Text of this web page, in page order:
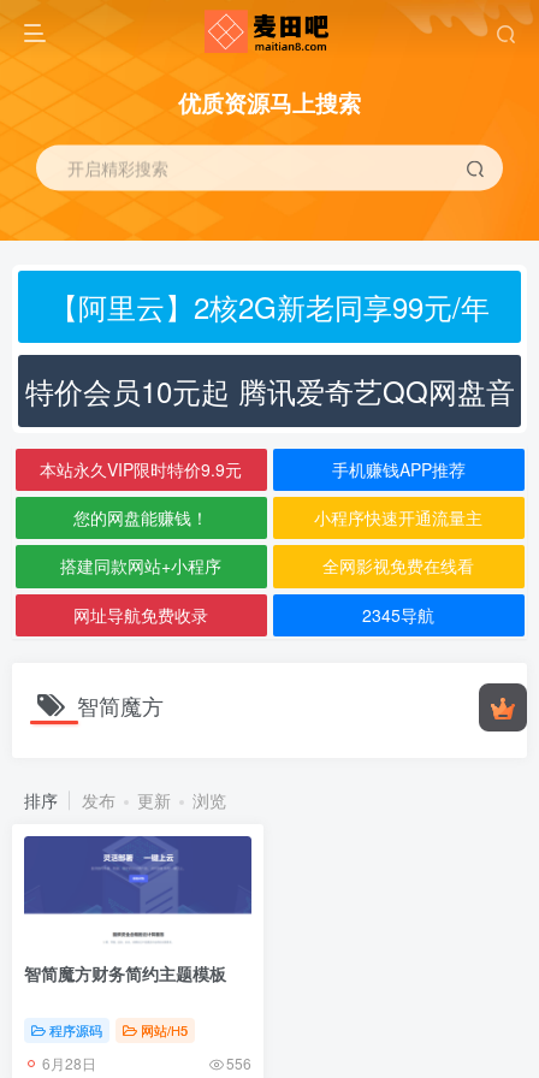
优质资源马上搜索
开启精彩搜索
【阿里云】2核2G新老同享99元/年
特价会员10元起 腾讯爱奇艺QQ网盘音
乐
本站永久VIP限时特价9.9元 手机赚钱APP推荐
您的网盘能赚钱！ 小程序快速开通流量主
搭建同款网站+小程序 全网影视免费在线看
网址导航免费收录 2345导航
智简魔方
排序 发布 更新 浏览
智简魔方财务简约主题模板
程序源码 网站/H5
6月28日 556